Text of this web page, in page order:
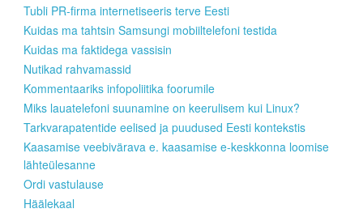
Tubli PR-firma internetiseeris terve Eesti
Kuidas ma tahtsin Samsungi mobiiltelefoni testida
Kuidas ma faktidega vassisin
Nutikad rahvamassid
Kommentaariks infopoliitika foorumile
Miks lauatelefoni suunamine on keerulisem kui Linux?
Tarkvarapatentide eelised ja puudused Eesti kontekstis
Kaasamise veebivärava e. kaasamise e-keskkonna loomise
lähteülesanne
Ordi vastulause
Häälekaal